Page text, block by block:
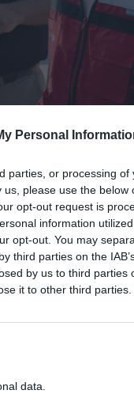
Personal
parties, or processing of
please use the below
opt-out request is
information
opt-out. You may
third parties on the
by us to third parties
it to other third parties.
data.
gratuita.
al